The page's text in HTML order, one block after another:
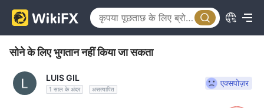
सोने के लिए भुगतान नहीं किया जा सकता
LUIS GIL
1 साल के अंदर असत्यापित
एक्सपोज़र